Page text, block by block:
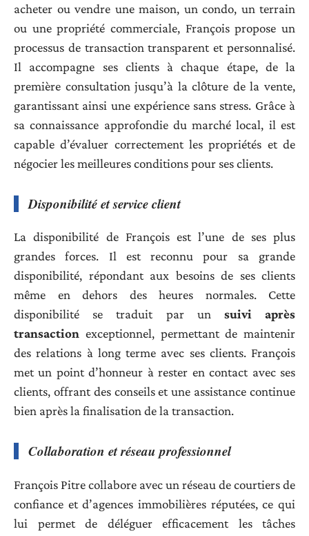
acheter ou vendre une maison, un condo, un terrain
ou une propriété commerciale, François propose un
processus de transaction transparent et personnalisé.
Il accompagne ses clients à chaque étape, de la
première consultation jusqu’à la clôture de la vente,
garantissant ainsi une expérience sans stress. Grâce à
sa connaissance approfondie du marché local, il est
capable d’évaluer correctement les propriétés et de
négocier les meilleures conditions pour ses clients.
Disponibilité et service client
La disponibilité de François est l’une de ses plus
grandes forces. Il est reconnu pour sa grande
disponibilité, répondant aux besoins de ses clients
même en dehors des heures normales. Cette
disponibilité se traduit par un suivi après
transaction exceptionnel, permettant de maintenir
des relations à long terme avec ses clients. François
met un point d’honneur à rester en contact avec ses
clients, offrant des conseils et une assistance continue
bien après la finalisation de la transaction.
Collaboration et réseau professionnel
François Pitre collabore avec un réseau de courtiers de
confiance et d’agences immobilières réputées, ce qui
lui permet de déléguer efficacement les tâches